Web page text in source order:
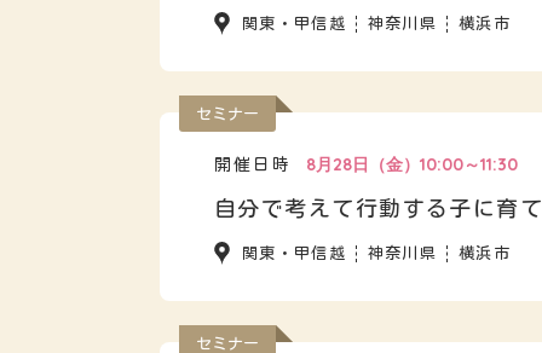
関東・甲信越 神奈川県 横浜市
セミナー
開催日時
8月28日（金）10:00～11:30
自分で考えて行動する子に育
関東・甲信越 神奈川県 横浜市
セミナー